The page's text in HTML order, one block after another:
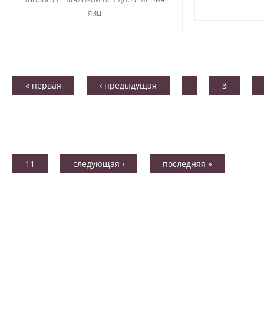
яиц
« первая ‹ предыдущая 3
11 следующая › последняя »